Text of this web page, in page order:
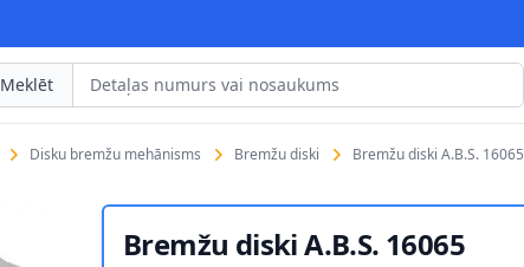
Meklēt
Disku bremžu mehānisms Bremžu diski Bremžu diski A.B.S. 16065
Bremžu diski A.B.S. 16065